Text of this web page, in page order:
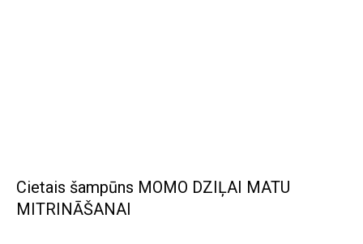
Cietais šampūns MOMO DZIĻAI MATU
MITRINĀŠANAI